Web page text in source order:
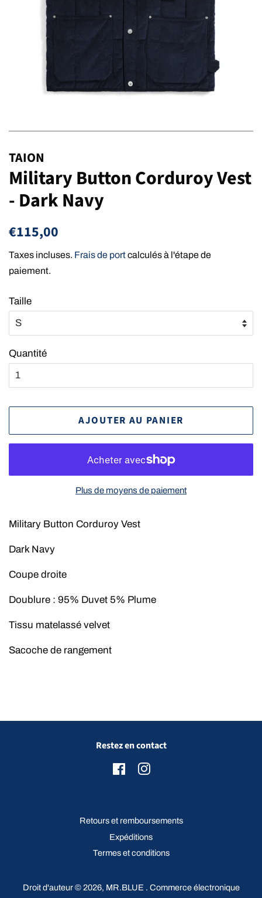
TAION
Military Button Corduroy Vest
- Dark Navy
Prix
€115,00
Taxes incluses. Frais de portcalculés à l'étape de
paiement.
Taille
Quantité
AJOUTER AU PANIER
Plus de moyens de paiement
Military Button Corduroy Vest
Dark Navy
Coupe droite
Doublure : 95% Duvet 5% Plume
Tissu matelassé velvet
Sacoche de rangement
Restez en contact
FacebookInstagram
Retours et remboursements
Expéditions
Termes et conditions
Droit d'auteur © 2026, MR.BLUE . Commerce électronique